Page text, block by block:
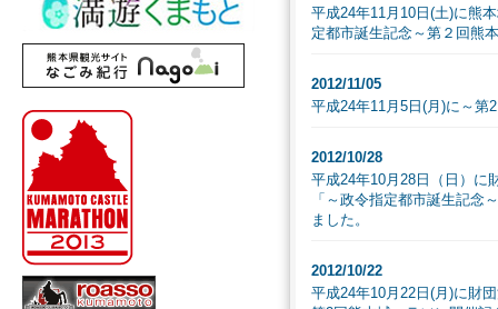
平成24年11月10日(土)に熊
定都市誕生記念～第２回熊
2012/11/05
平成24年11月5日(月)に～第
2012/10/28
平成24年10月28日（日）に
「～政令指定都市誕生記念
ました。
2012/10/22
平成24年10月22日(月)に財